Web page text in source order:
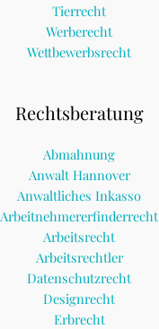
Tierrecht
Werberecht
Wettbewerbsrecht
Rechtsberatung
Abmahnung
Anwalt Hannover
Anwaltliches Inkasso
Arbeitnehmererfinderrecht
Arbeitsrecht
Arbeitsrechtler
Datenschutzrecht
Designrecht
Erbrecht